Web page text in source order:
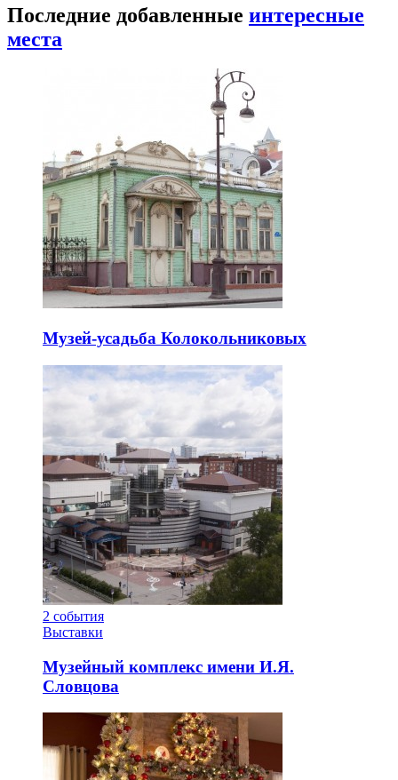
Последние добавленные интересные
места
Музей-усадьба Колокольниковых
2 события
Выставки
Музейный комплекс имени И.Я.
Словцова